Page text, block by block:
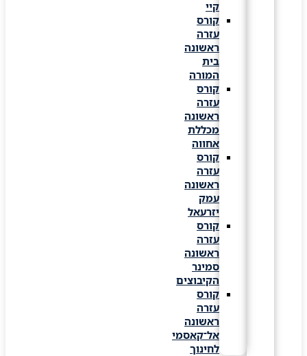
קורס
עזרה
ראשונה
המורה
קורס
עזרה
ראשונה
מכללת
אחווה
קורס
עזרה
ראשונה
יזרעאל
קורס
עזרה
ראשונה
סמינר
הקיבוצים
קורס
עזרה
ראשונה
אל־קאסמי
לחינוך